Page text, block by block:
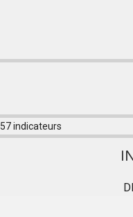
57 indicateurs